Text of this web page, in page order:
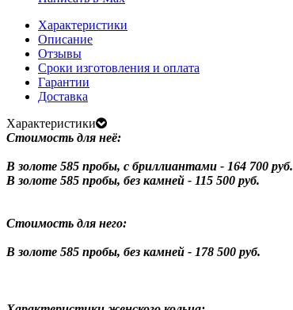
Характеристики
Описание
Отзывы
Сроки изготовления и оплата
Гарантии
Доставка
Характеристики
Стоимость для неё:
В золоте 585 пробы, с бриллиантами - 164 700 руб.
В золоте 585 пробы, без камней - 115 500 руб.
Стоимость для него:
В золоте 585 пробы, без камней - 178 500 руб.